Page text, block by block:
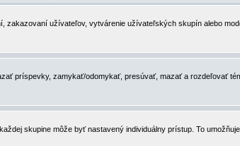
užívateľov, vytvárenie užívateľských skupín alebo
príspevky, zamykať/odomykať, presúvať, mazať a rozdeľovať
skupine môže byť nastavený individuálny prístup. To